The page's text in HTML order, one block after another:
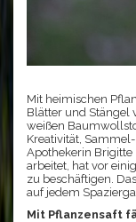
Mit heimischen
Blätter und Stängel
weißen
Kreativität,
Apothekerin Brigitte
arbeitet, hat vor
zu beschäftigen.
auf jedem
Mit Pflanzensaft